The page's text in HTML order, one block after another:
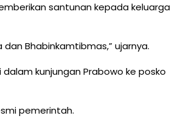
santunan kepada keluarga
Bhabinkamtibmas,” ujarnya.
kunjungan Prabowo ke posko
pemerintah.